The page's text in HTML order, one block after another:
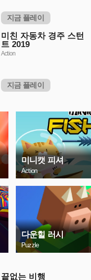
지금 플레이
미친 자동차 경주 스턴
트 2019
Action
지금 플레이
미니캣 피셔
Action
다운힐 러시
Puzzle
끝없는 비행